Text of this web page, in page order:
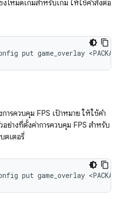
โหมดเกมสำหรับเกม ให้ใช้คำสั่งต่อ
put game_overlay
ารควบคุม FPS เป้าหมาย ให้ใช้คำ
ย่างที่ตั้งค่าการควบคุม FPS สำหรับ
ตเตอรี่
put game_overlay